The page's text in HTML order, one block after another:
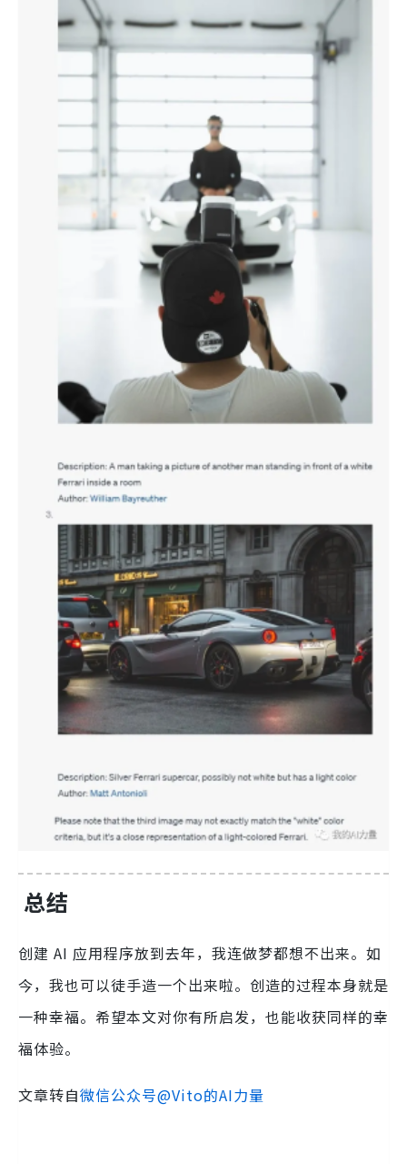
总结
创建 AI 应用程序放到去年，我连做梦都想不出来。如
今，我也可以徒手造一个出来啦。创造的过程本身就是
一种幸福。希望本文对你有所启发，也能收获同样的幸
福体验。
文章转自微信公众号@Vito的AI力量